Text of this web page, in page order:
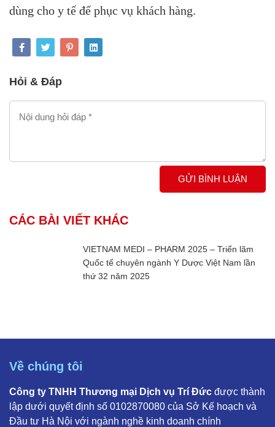
dùng cho y tế để phục vụ khách hàng.
Hỏi & Đáp
GỬI BÌNH LUẬN
CÁC BÀI VIẾT KHÁC
VIETNAM MEDI – PHARM 2025 – Triển lãm
Quốc tế chuyên ngành Y Dược Việt Nam lần
thứ 32 năm 2025
Về chúng tôi
Công ty TNHH Thương mại Dịch vụ Trí Đức được thành
lập dưới quyết định số 0102870080 của Sở Kế hoạch và
Đầu tư Hà Nội với ngành nghề kinh doanh chính